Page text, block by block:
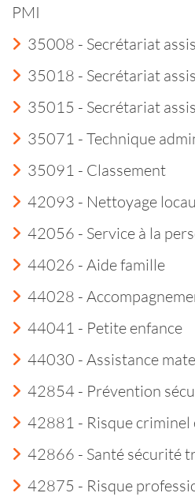
PMI
35008 - Secrétariat
35018 - Secrétariat
35015 - Secrétariat
35071 - Technique
35091 - Classement
42093 - Nettoyage
42056 - Service à la
44026 - Aide famille
44028 -
44041 - Petite enfance
44030 - Assistance
42854 - Prévention
42881 - Risque
42866 - Santé sécurité
42875 - Risque